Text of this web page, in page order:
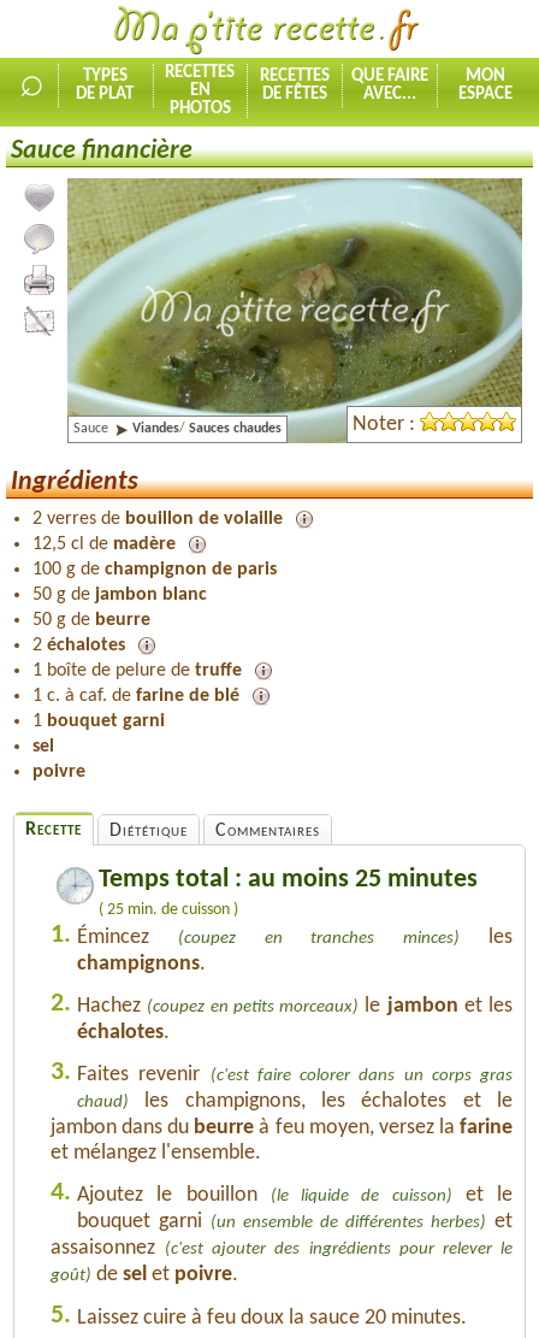
⌕
TYPES
DE PLAT
RECETTES
EN
PHOTOS
RECETTES
DE FÊTES
QUE FAIRE
AVEC...
MON
ESPACE
Sauce financière
Ajouter la recette à mes favorites
Commenter, noter la recette
Imprimer la recette
Partager cette recette
Sauce Viandes/ Sauces chaudes Noter :
Ingrédients
2 verres de bouillon de volaille
12,5 cl de madère
100 g de champignon de paris
50 g de jambon blanc
50 g de beurre
2 échalotes
1 boîte de pelure de truffe
1 c. à caf. de farine de blé
1 bouquet garni
sel
poivre
Recette Diététique Commentaires
Temps total : au moins 25 minutes
( 25 min. de cuisson )
1. Émincez (coupez en tranches minces)
les
champignons.
2. Hachez (coupez en petits morceaux) le jambon et les
échalotes.
3. Faites revenir
(c'est faire colorer dans un corps gras
chaud)
les champignons, les échalotes et le
jambon dans du beurre à feu moyen, versez lafarine
et mélangez l'ensemble.
4. Ajoutez le bouillon (le liquide de cuisson)
et le
bouquet garni (un ensemble de différentes herbes) et
assaisonnez (c'est ajouter des ingrédients pour relever le
goût) de sel et poivre.
5. Laissez cuire à feu doux la sauce 20 minutes.